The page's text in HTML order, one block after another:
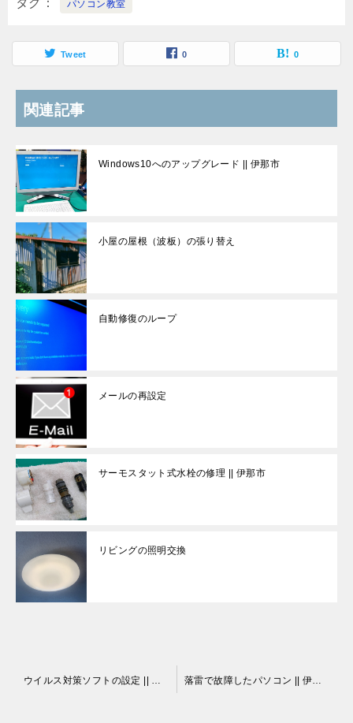
タグ パソコン教室
Tweet 0 0
関連記事
Windows10へのアップグレード || 伊那市
小屋の屋根（波板）の張り替え
自動修復のループ
メールの再設定
サーモスタット式水栓の修理 || 伊那市
リビングの照明交換
ウイルス対策ソフトの設定 || 伊那市 落雷で故障したパソコン || 伊那市